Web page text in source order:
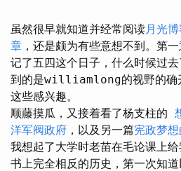
虽然很早就知道并经常阅读月光博
章 ，还是颇为有些意想不到。第
记了五四这个日子，什么时候过
到的是williamlong的视野的确
这些感兴趣。
顺藤摸瓜，又接着看了杨支柱的
洋军阀政府 ，以及另一篇宪政梦
我想起了大学时老苗在毛论课上
书上完全相反的历史，第一次知